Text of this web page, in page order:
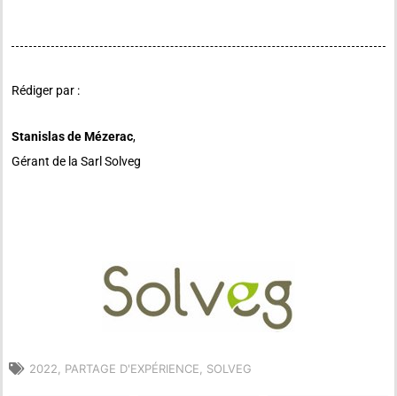
Rédiger par :
Stanislas de Mézerac,
Gérant de la Sarl Solveg
2022 PARTAGE D'EXPÉRIENCE SOLVEG